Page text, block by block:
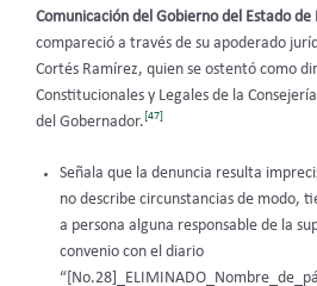
Comunicación del Gobierno del Estado de
compareció a través de su apoderado
Cortés Ramírez, quien se ostentó como
Constitucionales y Legales de la
del Gobernador. [47]
Señala que la denuncia resulta
no describe circunstancias de modo,
a persona alguna responsable de la
convenio con el diario